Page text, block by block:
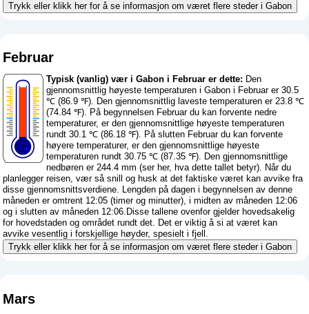
Trykk eller klikk her for å se informasjon om været flere steder i Gabon
Februar
Typisk (vanlig) vær i Gabon i Februar er dette: Den
gjennomsnittlig høyeste temperaturen i Gabon i Februar er 30.5
℃ (86.9 ℉). Den gjennomsnittlig laveste temperaturen er 23.8 ℃
(74.84 ℉). På begynnelsen Februar du kan forvente nedre
temperaturer, er den gjennomsnittlige høyeste temperaturen
rundt 30.1 ℃ (86.18 ℉). På slutten Februar du kan forvente
høyere temperaturer, er den gjennomsnittlige høyeste
temperaturen rundt 30.75 ℃ (87.35 ℉). Den gjennomsnittlige
nedbøren er 244.4 mm (ser her, hva dette tallet betyr). Når du
planlegger reisen, vær så snill og husk at det faktiske været kan avvike fra
disse gjennomsnittsverdiene. Lengden på dagen i begynnelsen av denne
måneden er omtrent 12:05 (timer og minutter), i midten av måneden 12:06
og i slutten av måneden 12:06.Disse tallene ovenfor gjelder hovedsakelig
for hovedstaden og området rundt det. Det er viktig å si at været kan
avvike vesentlig i forskjellige høyder, spesielt i fjell.
Trykk eller klikk her for å se informasjon om været flere steder i Gabon
Mars